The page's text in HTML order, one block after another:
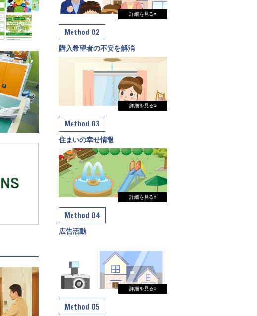
詳細を見る
Method 02
購入希望者の不安を解消
詳細を見る
Method 03
住まいの幸せ情報
詳細を見る
Method 04
広告活動
詳細を見る
Method 05